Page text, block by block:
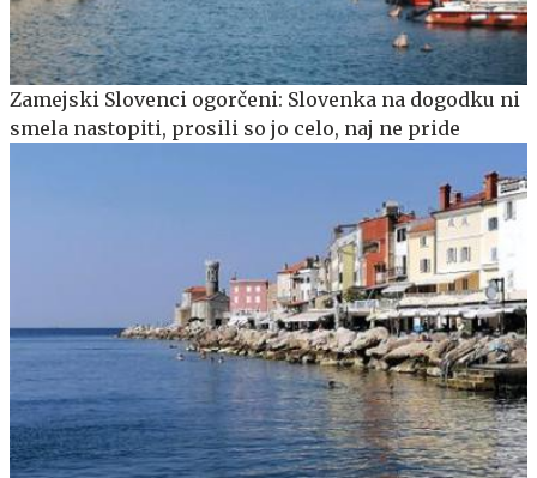
Zamejski Slovenci ogorčeni: Slovenka na dogodku ni
smela nastopiti, prosili so jo celo, naj ne pride